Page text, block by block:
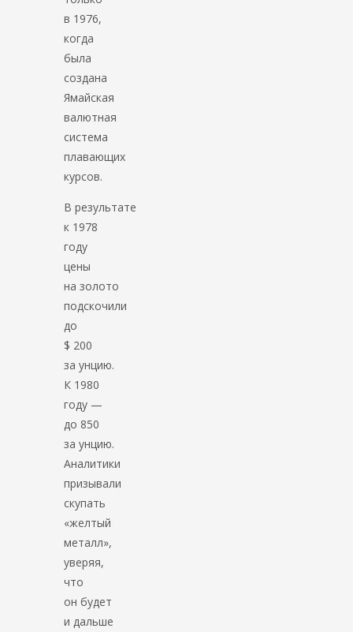
в 1976,
когда
была
создана
Ямайская
валютная
система
плавающих
курсов.
В результате
к 1978
году
цены
на золото
подскочили
до
$ 200
за унцию.
К 1980
году —
до 850
за унцию.
Аналитики
призывали
скупать
«желтый
металл»,
уверяя,
что
он будет
и дальше